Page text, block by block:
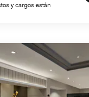
y cargos están